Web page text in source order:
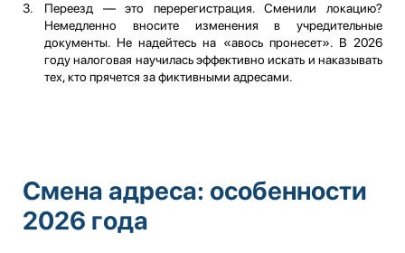
Переезд — это перерегистрация. Сменили локацию?
Немедленно вносите изменения в учредительные
документы. Не надейтесь на «авось пронесет». В 2026
году налоговая научилась эффективно искать и наказывать
тех, кто прячется за фиктивными адресами.
Смена адреса: особенности
2026 года